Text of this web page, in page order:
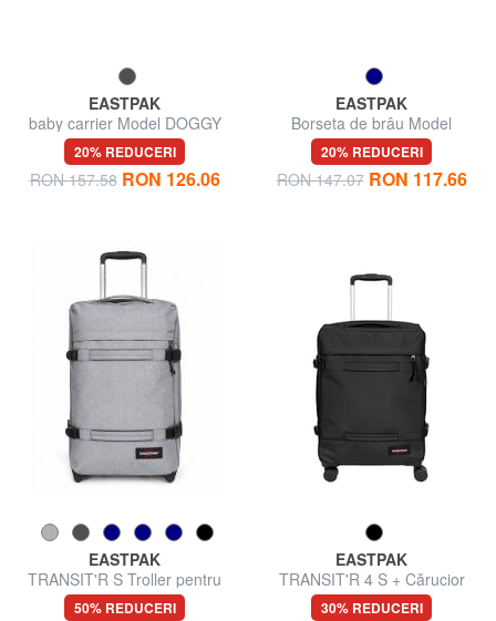
EASTPAK
baby carrier Model DOGGY
BAG
20% REDUCERI
RON 157.58 RON 126.06
EASTPAK
Borseta de brâu Model
SPRINGER
20% REDUCERI
RON 147.07 RON 117.66
EASTPAK
TRANSIT'R S Troller pentru
bagaje de mână
50% REDUCERI
EASTPAK
TRANSIT'R 4 S + Cărucior
pentru bagaje de mână
30% REDUCERI